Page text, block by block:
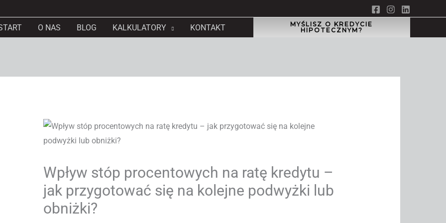
O NAS BLOG KALKULATORY KONTAKT
MYŚLISZ O KREDYCIE
HIPOTECZNYM?
Wpływ stóp procentowych na ratę kredytu –
jak przygotować się na kolejne podwyżki lub
obniżki?